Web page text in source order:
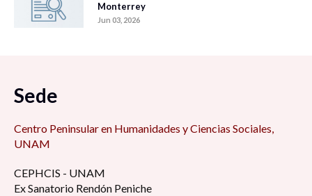
Monterrey
Jun 03, 2026
Sede
Centro Peninsular en Humanidades y Ciencias Sociales,
UNAM
CEPHCIS - UNAM
Ex Sanatorio Rendón Peniche